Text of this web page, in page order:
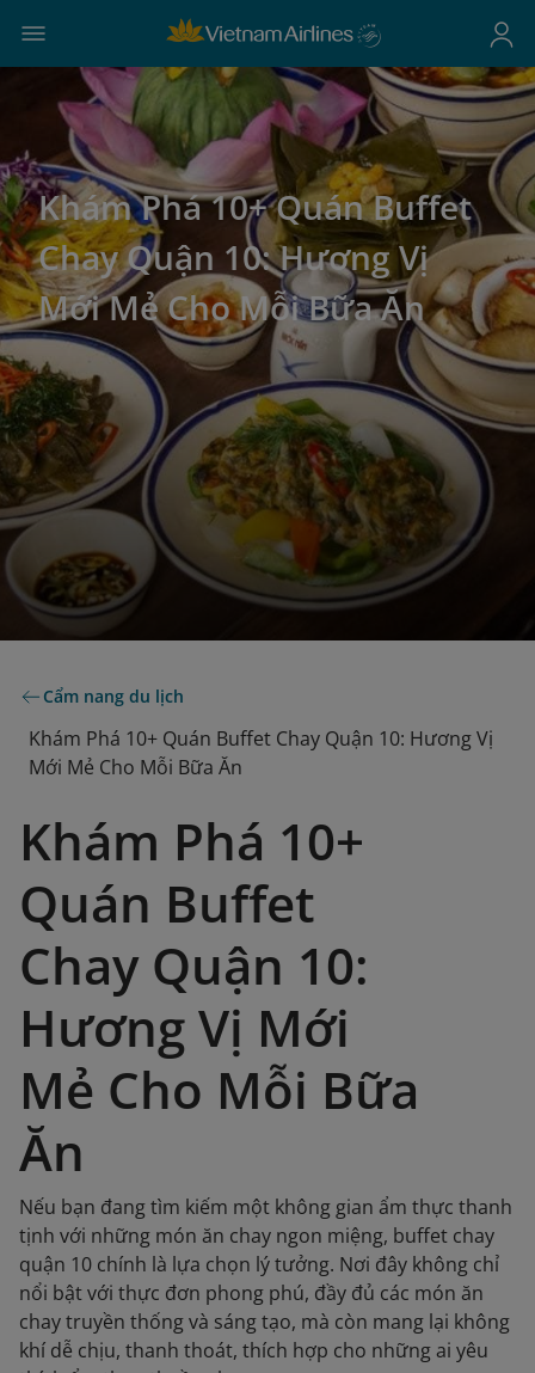
Khám Phá 10+ Quán Buffet
Chay Quận 10: Hương Vị
Mới Mẻ Cho Mỗi Bữa Ăn
Cẩm nang du lịch
Khám Phá 10+ Quán Buffet Chay Quận 10: Hương Vị
Mới Mẻ Cho Mỗi Bữa Ăn
Khám Phá 10+
Quán Buffet
Chay Quận 10:
Hương Vị Mới
Mẻ Cho Mỗi Bữa
Ăn
Nếu bạn đang tìm kiếm một không gian ẩm thực thanh
tịnh với những món ăn chay ngon miệng, buffet chay
quận 10 chính là lựa chọn lý tưởng. Nơi đây không chỉ
nổi bật với thực đơn phong phú, đầy đủ các món ăn
chay truyền thống và sáng tạo, mà còn mang lại không
khí dễ chịu, thanh thoát, thích hợp cho những ai yêu